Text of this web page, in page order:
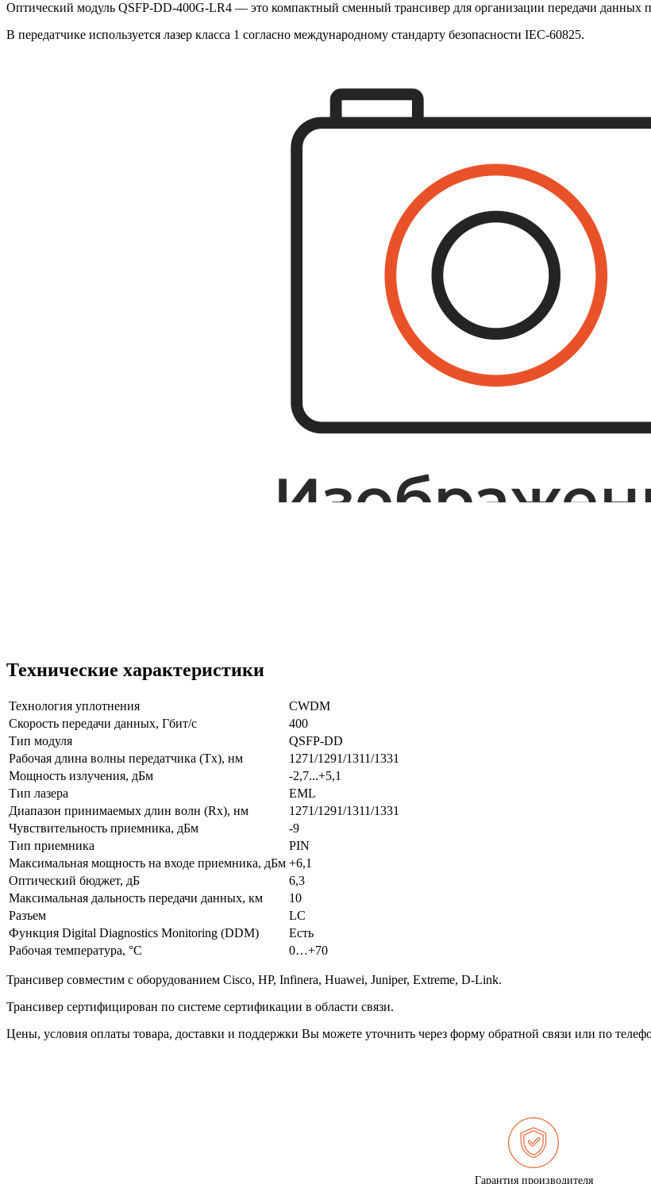
Оптический модуль QSFP-DD-400G-LR4 — это компактный сменный трансивер для организации передачи данных
В передатчике используется лазер класса 1 согласно международному стандарту безопасности IEC-60825.
Технические характеристики
Технология уплотнения
CWDM
Скорость передачи данных, Гбит/с
400
Тип модуля
QSFP-DD
Рабочая длина волны передатчика (Tx), нм
1271/1291/1311/1331
Мощность излучения, дБм
-2,7...+5,1
Тип лазера
EML
Диапазон принимаемых длин волн (Rx), нм
1271/1291/1311/1331
Чувствительность приемника, дБм
-9
Тип приемника
PIN
Максимальная мощность на входе приемника, дБм +6,1
Оптический бюджет, дБ
6,3
Максимальная дальность передачи данных, км
10
Разъем
LC
Функция Digital Diagnostics Monitoring (DDM)
Есть
Рабочая температура, °C
0…+70
Трансивер совместим с оборудованием Cisco, HP, Infinera, Huawei, Juniper, Extreme, D-Link.
Трансивер сертифицирован по системе сертификации в области связи.
Цены, условия оплаты товара, доставки и поддержки Вы можете уточнить через форму обратной связи или по
Гарантия производителя